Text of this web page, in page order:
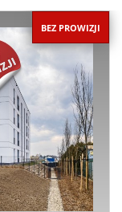
BEZ PROWIZJI